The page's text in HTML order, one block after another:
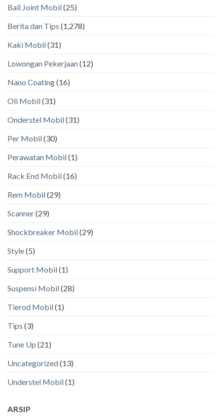
Ball Joint Mobil(25)
Berita dan Tips (1,278)
Kaki Mobil(31)
Lowongan Pekerjaan(12)
Nano Coating(16)
Oli Mobil(31)
Onderstel Mobil(31)
Per Mobil(30)
Perawatan Mobil(1)
Rack End Mobil(16)
Rem Mobil(29)
Scanner(29)
Shockbreaker Mobil(29)
Style(5)
Support Mobil(1)
Suspensi Mobil(28)
Tierod Mobil(1)
Tips (3)
Tune Up (21)
Uncategorized(13)
Understel Mobil(1)
ARSIP